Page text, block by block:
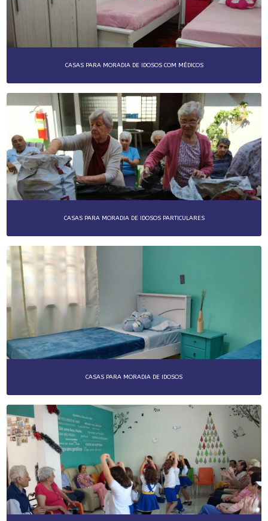
CASAS PARA MORADIA DE IDOSOS COM MÉDICOS
CASAS PARA MORADIA DE IDOSOS PARTICULARES
CASAS PARA MORADIA DE IDOSOS